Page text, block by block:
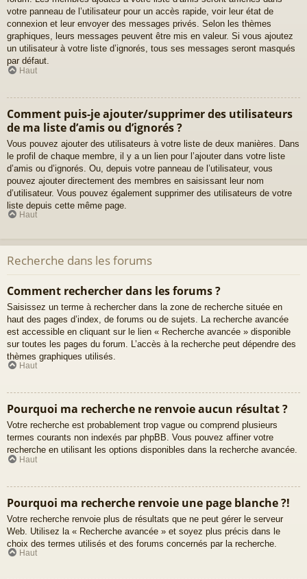
votre panneau de l’utilisateur pour un accès rapide, voir leur état de
connexion et leur envoyer des messages privés. Selon les thèmes
graphiques, leurs messages peuvent être mis en valeur. Si vous ajoutez
un utilisateur à votre liste d’ignorés, tous ses messages seront masqués
par défaut.
Haut
Comment puis-je ajouter/supprimer des utilisateurs
de ma liste d’amis ou d’ignorés ?
Vous pouvez ajouter des utilisateurs à votre liste de deux manières. Dans
le profil de chaque membre, il y a un lien pour l’ajouter dans votre liste
d’amis ou d’ignorés. Ou, depuis votre panneau de l’utilisateur, vous
pouvez ajouter directement des membres en saisissant leur nom
d’utilisateur. Vous pouvez également supprimer des utilisateurs de votre
liste depuis cette même page.
Haut
Recherche dans les forums
Comment rechercher dans les forums ?
Saisissez un terme à rechercher dans la zone de recherche située en
haut des pages d’index, de forums ou de sujets. La recherche avancée
est accessible en cliquant sur le lien « Recherche avancée » disponible
sur toutes les pages du forum. L’accès à la recherche peut dépendre des
thèmes graphiques utilisés.
Haut
Pourquoi ma recherche ne renvoie aucun résultat ?
Votre recherche est probablement trop vague ou comprend plusieurs
termes courants non indexés par phpBB. Vous pouvez affiner votre
recherche en utilisant les options disponibles dans la recherche avancée.
Haut
Pourquoi ma recherche renvoie une page blanche ?!
Votre recherche renvoie plus de résultats que ne peut gérer le serveur
Web. Utilisez la « Recherche avancée » et soyez plus précis dans le
choix des termes utilisés et des forums concernés par la recherche.
Haut